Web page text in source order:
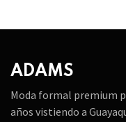
ADAMS
Moda formal premium
años vistiendo a